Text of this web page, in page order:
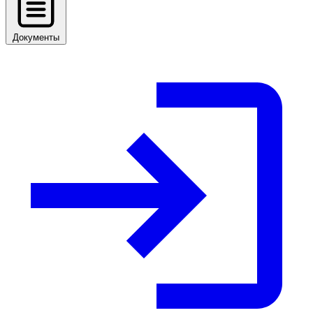
Документы